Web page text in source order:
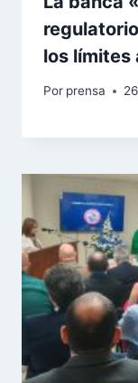
los límites
Por prensa